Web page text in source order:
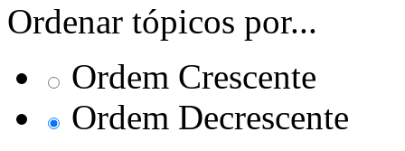
Ordenar tópicos por...
Ordem Crescente
Ordem Decrescente